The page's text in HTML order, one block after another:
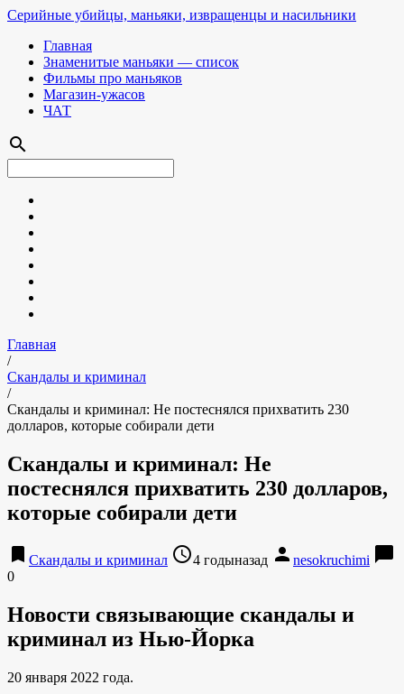
Серийные убийцы, маньяки, извращенцы и насильники
Главная
Знаменитые маньяки — список
Фильмы про маньяков
Магазин-ужасов
ЧАТ
search
Главная
/
Скандалы и криминал
/
Скандалы и криминал: Не постеснялся прихватить 230
долларов, которые собирали дети
Скандалы и криминал: Не
постеснялся прихватить 230 долларов,
которые собирали дети
bookmark Скандалы и криминал access_time4 годыназад person nesokruchimi chat_bubble
0
Новости связывающие скандалы и
криминал из Нью-Йорка
20 января 2022 года.